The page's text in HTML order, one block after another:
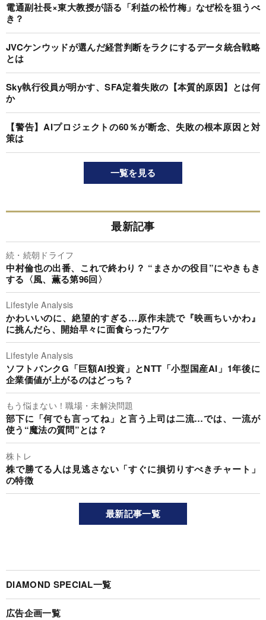
電通副社長×東大教授が語る「利益の松竹梅」なぜ松を狙うべ
き？
JVCケンウッドが選んだ経営判断をラクにするデータ統合戦略
とは
Sky執行役員が明かす、SFA定着失敗の【本質的原因】とは何
か
【警告】AIプロジェクトの60％が断念、失敗の根本原因と対
策は
一覧を見る
最新記事
続・続朝ドライフ
中村倫也の出番、これで終わり？ “まさかの役目”にやきもき
する〈風、薫る第96回〉
Lifestyle Analysis
かわいいのに、絶望的すぎる…原作未読で『映画ちいかわ』
に挑んだら、開始早々に面食らったワケ
Lifestyle Analysis
ソフトバンクG「巨額AI投資」とNTT「小型国産AI」1年後に
企業価値が上がるのはどっち？
もう悩まない！職場・未解決問題
部下に「何でも言ってね」と言う上司は二流…では、一流が
使う“魔法の質問”とは？
株トレ
株で勝てる人は見逃さない「すぐに損切りすべきチャート」
の特徴
最新記事一覧
DIAMOND SPECIAL一覧
広告企画一覧